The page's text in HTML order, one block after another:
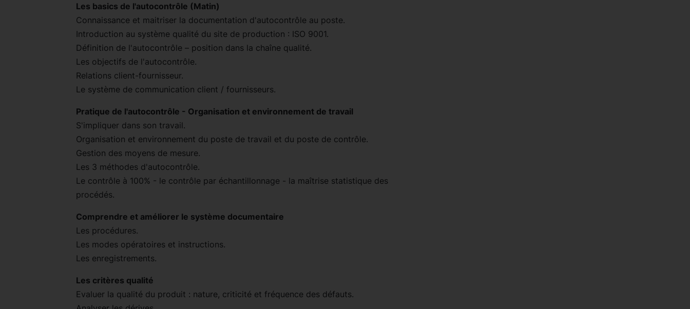
Les basics de l'autocontrôle (Matin)
Connaissance et maitriser la documentation d'autocontrôle au poste.
Introduction au système qualité du site de production : ISO 9001.
Définition de l'autocontrôle – position dans la chaîne qualité.
Les objectifs de l'autocontrôle.
Relations client-fournisseur.
Le système de communication client / fournisseurs.
Pratique de l'autocontrôle - Organisation et environnement de travail
S'impliquer dans son travail.
Organisation et environnement du poste de travail et du poste de contrôle.
Gestion des moyens de mesure.
Les 3 méthodes d'autocontrôle.
Le contrôle à 100% - le contrôle par échantillonnage - la maîtrise statistique des
procédés.
Comprendre et améliorer le système documentaire
Les procédures.
Les modes opératoires et instructions.
Les enregistrements.
Les critères qualité
Evaluer la qualité du produit : nature, criticité et fréquence des défauts.